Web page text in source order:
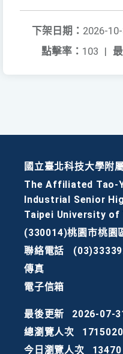
下架日期： 2026-
點擊率： 103 |
國立臺北科技大學附
The Affiliated Tao-
Industrial Senior
Taipei University of
(330014)桃園市桃園
聯絡電話
傳真
電子信箱
最後更新
2026-07-
總瀏覽人次
1715020
今日瀏覽人次
13470